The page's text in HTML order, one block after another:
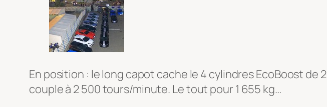
En position : le long capot cache le 4 cylindres EcoBoost de
couple à 2 500 tours/minute. Le tout pour 1 655 kg…